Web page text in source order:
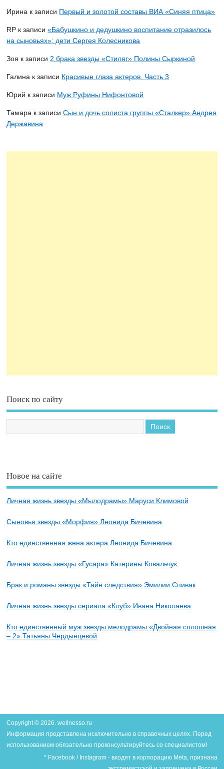
Ирина к записи Первый и золотой составы ВИА «Синяя птица»
RP к записи«Бабушкино и дедушкино воспитание отразилось
на сыновьях»: дети Сергея Колесникова
Зоя к записи 2 брака звезды «Стиляг» Полины Сыркиной
Галина к записи Красивые глаза актеров. Часть 3
Юрий к записи Муж Руфины Нифонтовой
Тамара к записиСын и дочь солиста группы «Сталкер» Андрея
Державина
Поиск по сайту
Новое на сайте
Личная жизнь звезды «Мылодрамы» Маруси Климовой
Сыновья звезды «Морфия» Леонида Бичевина
Кто единственная жена актера Леонида Бичевина
Личная жизнь звезды «Гусара» Катерины Ковальчук
Брак и романы звезды «Тайн следствия» Эмилии Спивак
Личная жизнь звезды сериала «Клуб» Ивана Николаева
Кто единственный муж звезды мелодрамы «Двойная сплошная
– 2» Татьяны Чердынцевой
Copyright © 2026. wellnesso.ru
Информация представлена исключительно в справочных целях. Перед
использованием обязательно проконсультируйтесь со специалистом!
* Facebook / Instagram - входят в корпорацию Meta, признана